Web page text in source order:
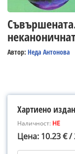
Автор: Неда Антонова
Хартиено
Наличност: НЕ
Цена: 10.23 € /